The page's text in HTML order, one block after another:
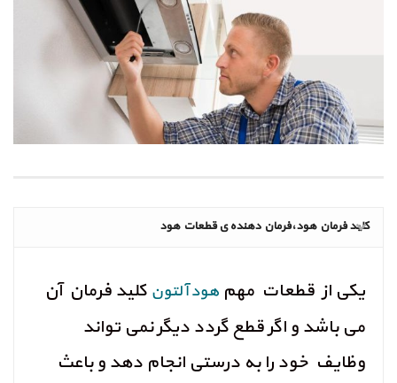
کلید فرمان هود،فرمان دهنده ی قطعات هود
یکی از قطعات مهم هود آلتون کلید فرمان آن
می باشد و اگر قطع گردد دیگر نمی تواند
وظایف خود را به درستی انجام دهد و باعث